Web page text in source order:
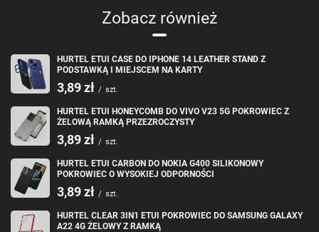
jednocześnie pozwala na łatwy dostęp do najważniejszych kart. Dzięki
magnetycznemu zamknięciu, Twoje rzeczy będą bezpieczne, a Ty
będziesz cieszyć się wygodą ich noszenia w jednym miejscu. To etui to
aktywnego stylu życia.
Specyfikacja techniczna Magnet
Card Case do Samsung Galaxy A12
5G
Zobacz również
HURTEL ETUI CASE DO IPHONE 14 LEATHER STAND Z
PODSTAWKĄ I MIEJSCEM NA KARTY
3,89 zł / szt.
HURTEL ETUI HONEYCOMB DO VIVO V23 5G POKROWIEC Z
ŻELOWĄ RAMKĄ PRZEZROCZYSTY
3,89 zł / szt.
HURTEL ETUI CARBON DO NOKIA G400 SILIKONOWY
POKROWIEC O WYSOKIEJ ODPORNOŚCI
3,89 zł / szt.
HURTEL CLEAR 3IN1 ETUI POKROWIEC DO SAMSUNG GALAXY
A22 4G ŻELOWY Z RAMKĄ